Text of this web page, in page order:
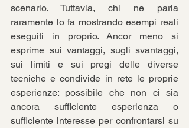
scenario. Tuttavia, chi ne parla
raramente lo fa mostrando esempi reali
eseguiti in proprio. Ancor meno si
esprime sui vantaggi, sugli svantaggi,
sui limiti e sui pregi delle diverse
tecniche e condivide in rete le proprie
esperienze: possibile che non ci sia
ancora sufficiente esperienza o
sufficiente interesse per confrontarsi su